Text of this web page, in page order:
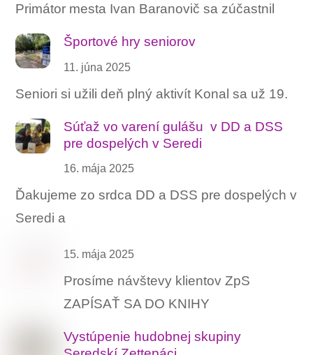
Primátor mesta Ivan Baranovič sa zúčastnil
Športové hry seniorov
11. júna 2025
Seniori si užili deň plný aktivít Konal sa už 19.
Súťaž vo varení gulášu ‍ v DD a DSS
pre dospelých v Seredi
16. mája 2025
Ďakujeme zo srdca DD a DSS pre dospelých v
Seredi a
15. mája 2025
Prosíme návštevy klientov ZpS
ZAPÍSAŤ SA DO KNIHY
Vystúpenie hudobnej skupiny